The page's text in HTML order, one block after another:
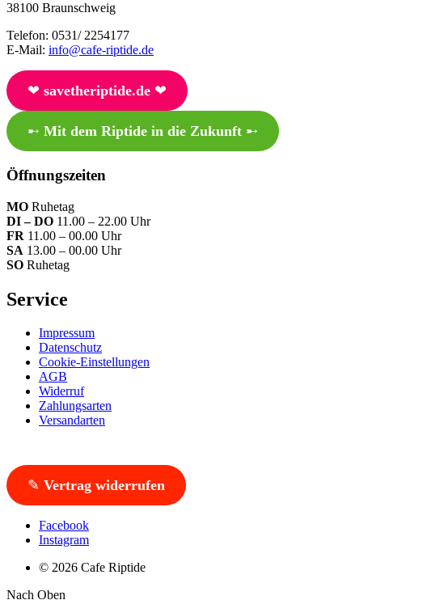
38100 Braunschweig
Telefon: 0531/ 2254177
E-Mail: info@cafe-riptide.de
❤︎ savetheriptide.de❤︎
➸ Mit dem Riptide in die Zukunft➸
Öffnungszeiten
MO Ruhetag
DI – DO 11.00 – 22.00 Uhr
FR 11.00 – 00.00 Uhr
SA 13.00 – 00.00 Uhr
SO Ruhetag
Service
Impressum
Datenschutz
Cookie-Einstellungen
AGB
Widerruf
Zahlungsarten
Versandarten
✎ Vertrag widerrufen
Facebook
Instagram
© 2026 Cafe Riptide
Nach Oben